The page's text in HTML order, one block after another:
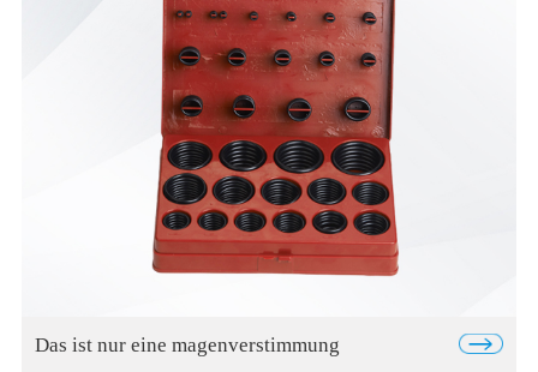
Das ist nur eine magenverstimmung